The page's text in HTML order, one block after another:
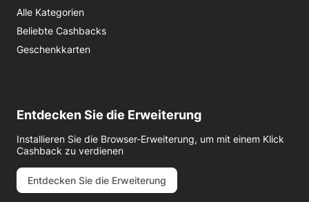
Alle Kategorien
Beliebte Cashbacks
Geschenkkarten
Entdecken Sie die Erweiterung
Installieren Sie die Browser-Erweiterung, um mit einem Klick
Cashback zu verdienen
Entdecken Sie die Erweiterung